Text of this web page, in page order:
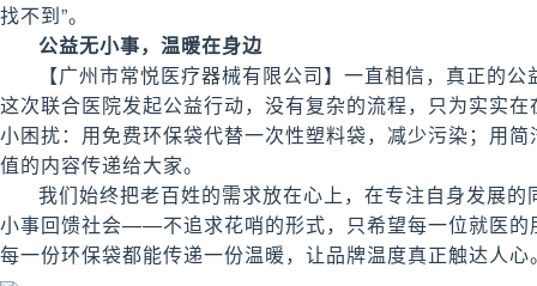
找不到”。
公益无小事，温暖在身边
【广州市常悦医疗器械有限公司】一直相信，真正的
这次联合医院发起公益行动，没有复杂的流程，只为实实
小困扰：用免费环保袋代替一次性塑料袋，减少污染；用
值的内容传递给大家。
我们始终把老百姓的需求放在心上，在专注自身发展的
小事回馈社会——不追求花哨的形式，只希望每一位就医的
每一份环保袋都能传递一份温暖，让品牌温度真正触达人心